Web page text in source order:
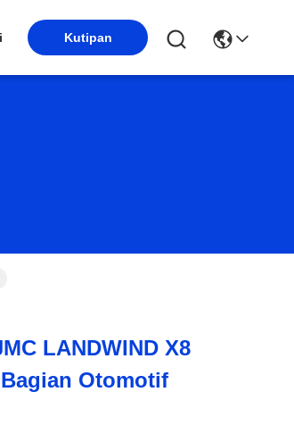
Kutipan
LANDWIND X8
Bagian Otomotif